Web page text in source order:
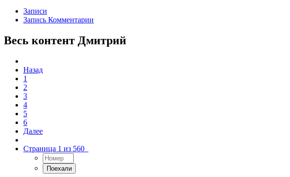
Записи
Запись Комментарии
Весь контент Дмитрий
Назад
1
2
3
4
5
6
Далее
Страница 1 из 560